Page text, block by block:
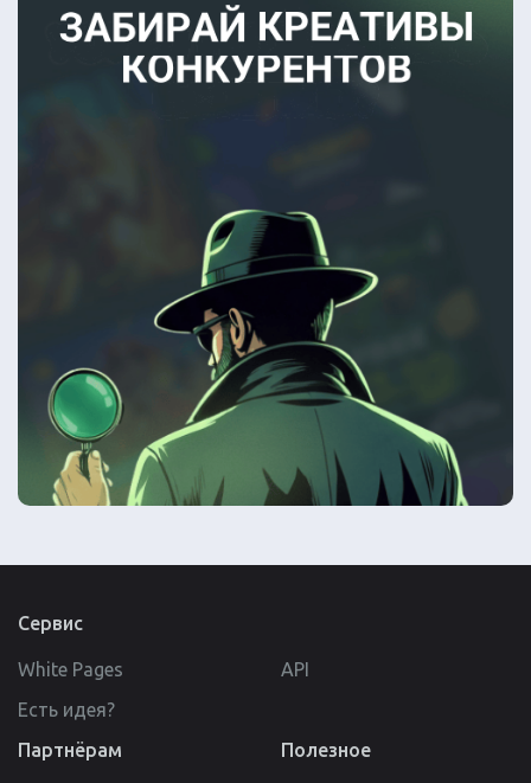
Сервис
White Pages
API
Есть идея?
Партнёрам
Полезное